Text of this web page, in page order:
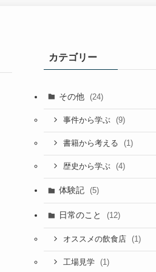
カテゴリー
その他 (24)
事件から学ぶ (9)
書籍から考える (1)
歴史から学ぶ (4)
体験記 (5)
日常のこと (12)
オススメの飲食店 (1)
工場見学 (1)